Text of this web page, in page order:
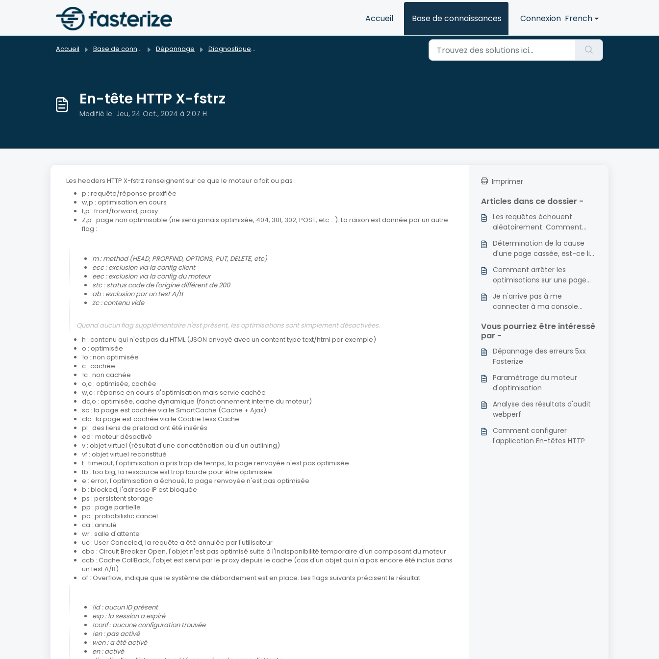
Passer au contenu principal
Accueil
Base de connaissances Connexion French
Accueil Base de connaissances Dépannage Diagnostiquer un problème
En-tête HTTP X-fstrz
Modifié le Jeu, 24 Oct., 2024 à 2:07 H
Les headers HTTP X-fstrz renseignent sur ce que le moteur a fait ou pas :
p : requête/réponse proxifiée
w,p : optimisation en cours
f,p : front/forward, proxy
Z,p : page non optimisable (ne sera jamais optimisée, 404, 301, 302, POST, etc ...). La raison est donnée par un autre
flag :
m : method (HEAD, PROPFIND, OPTIONS, PUT, DELETE, etc)
ecc : exclusion via la config client
eec : exclusion via la config du moteur
stc : status code de l'origine différent de 200
ab : exclusion par un test A/B
zc : contenu vide
Quand aucun flag supplémentaire n'est présent, les optimisations sont simplement désactivées.
h : contenu qui n'est pas du HTML (JSON envoyé avec un content type text/html par exemple)
o : optimisée
!o : non optimisée
c : cachée
!c : non cachée
o,c : optimisée, cachée
w,c : réponse en cours d'optimisation mais servie cachée
dc,o : optimisée, cache dynamique (fonctionnement interne du moteur)
sc : la page est cachée via le SmartCache (Cache + Ajax)
clc : la page est cachée via le Cookie Less Cache
pl : des liens de preload ont été insérés
ed : moteur désactivé
v : objet virtuel (résultat d'une concaténation ou d'un outlining)
vf : objet virtuel reconstitué
t : timeout, l'optimisation a pris trop de temps, la page renvoyée n'est pas optimisée
tb : too big, la ressource est trop lourde pour être optimisée
e : error, l'optimisation a échoué, la page renvoyée n'est pas optimisée
b : blocked, l'adresse IP est bloquée
ps : persistent storage
pp : page partielle
pc : probabilistic cancel
ca : annulé
wr : salle d'attente
uc : User Canceled, la requête a été annulée par l'utilisateur
cbo : Circuit Breaker Open, l'objet n'est pas optimisé suite à l'indisponibilité temporaire d'un composant du moteur
ccb : Cache CallBack, l'objet est servi par le proxy depuis le cache (cas d'un objet qui n'a pas encore été inclus dans
un test A/B)
of : Overflow, indique que le système de débordement est en place. Les flags suivants précisent le résultat.
!id : aucun ID présent
exp : la session a expiré
!conf : aucune configuration trouvée
!en : pas activé
wen : a été activé
en : activé
Imprimer
Articles dans ce dossier -
Les requêtes échouent
aléatoirement. Comment
Détermination de la cause
d'une page cassée, est-ce lié
Comment arrêter les
optimisations sur une page
ou une balise HTML ?
Je n'arrive pas à me
connecter à ma console
que faire ?
Vous pourriez être intéressé
par -
Dépannage des erreurs 5xx
Fasterize
Paramétrage du moteur
d'optimisation
Analyse des résultats d'audit
webperf
Comment configurer
l'application En-têtes HTTP